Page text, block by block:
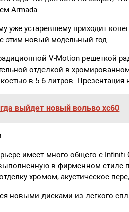
Armada.
уже устаревшему приходит
этим новый модельный год.
V-Motion решеткой
отделкой в
в 5.6 литров.
выйдет новый вольво xc60
имеет много общего с
в фирменном стиле
хромом, акустическое
новыми дисками из легкого